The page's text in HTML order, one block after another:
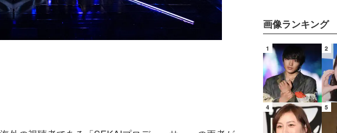
画像ランキング
1 2
4 5